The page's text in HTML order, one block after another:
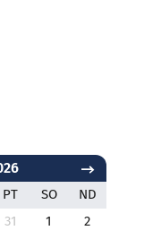
PT SO
ND
31 1
2